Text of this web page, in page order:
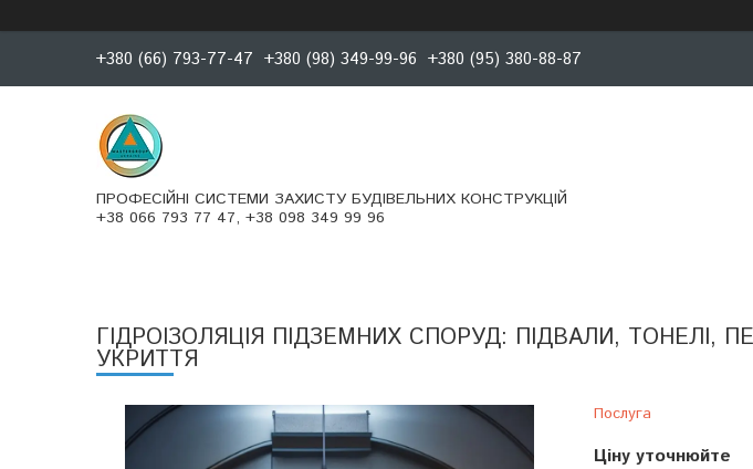
+380 (66) 793-77-47 +380 (98) 349-99-96 +380 (95) 380-88-87
ПРОФЕСІЙНІ СИСТЕМИ ЗАХИСТУ БУДІВЕЛЬНИХ КОНСТРУКЦІЙ
+38 066 793 77 47, +38 098 349 99 96
ГІДРОІЗОЛЯЦІЯ ПІДЗЕМНИХ СПОРУД: ПІДВАЛИ,
УКРИТТЯ
Послуга
Ціну уточнюйте